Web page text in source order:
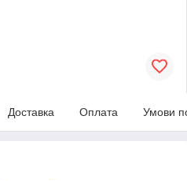
Доставка Оплата Умови